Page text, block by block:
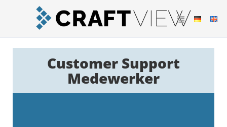
Customer Support
Medewerker